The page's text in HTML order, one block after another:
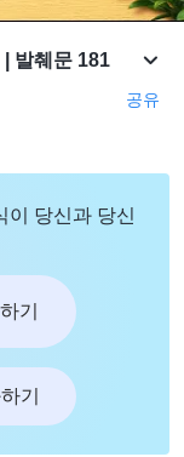
발췌문 181
공유
이 당신과 당신
기
기